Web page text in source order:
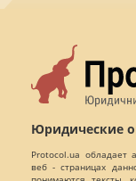
Юридические
Protocol.ua обладает
веб - страницах